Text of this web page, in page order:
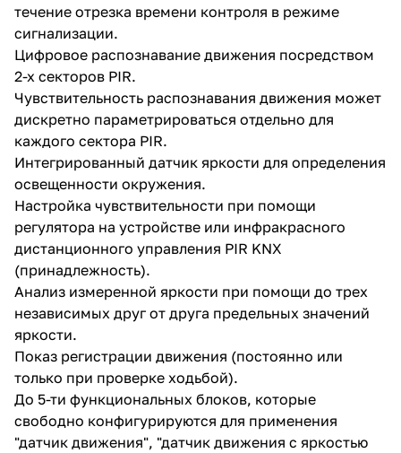
течение отрезка времени контроля в режиме
сигнализации.
Цифровое распознавание движения посредством
2-х секторов PIR.
Чувствительность распознавания движения может
дискретно параметрироваться отдельно для
каждого сектора PIR.
Интегрированный датчик яркости для определения
освещенности окружения.
Настройка чувствительности при помощи
регулятора на устройстве или инфракрасного
дистанционного управления PIR KNX
(принадлежность).
Анализ измеренной яркости при помощи до трех
независимых друг от друга предельных значений
яркости.
Показ регистрации движения (постоянно или
только при проверке ходьбой).
До 5-ти функциональных блоков, которые
свободно конфигурируются для применения
"датчик движения", "датчик движения с яркостью